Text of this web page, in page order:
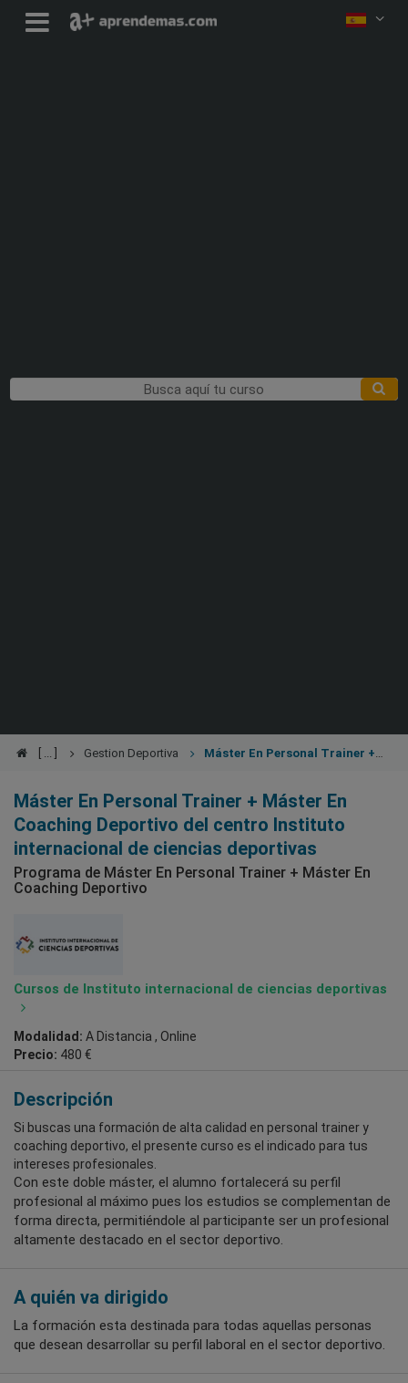
Gestion Deportiva
Máster En Personal Trainer + Máster En
Coaching Deportivo del centro Instituto
internacional de ciencias deportivas
Programa de Máster En Personal Trainer + Máster En
Coaching Deportivo
Cursos de Instituto internacional de ciencias deportivas
Modalidad: A Distancia , Online
Precio: 480 €
Descripción
Si buscas una formación de alta calidad en personal trainer y
coaching deportivo, el presente curso es el indicado para tus
intereses profesionales.
Con este doble máster, el alumno fortalecerá su perfil
profesional al máximo pues los estudios se complementan de
forma directa, permitiéndole al participante ser un profesional
altamente destacado en el sector deportivo.
A quién va dirigido
La formación esta destinada para todas aquellas personas
que desean desarrollar su perfil laboral en el sector deportivo.